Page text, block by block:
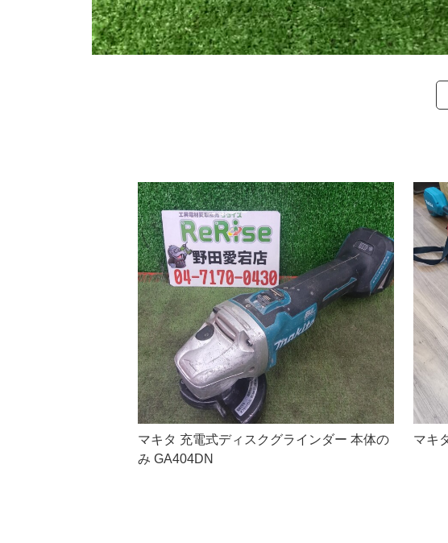
マキタ 充電式ディスクグラインダー 本体の
み GA404DN
マキ